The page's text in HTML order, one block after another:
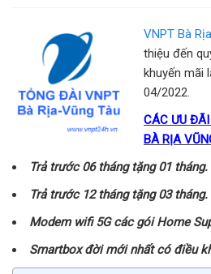
VNPT Bà
thiệu đến
khuyến mãi
04/2022.
CÁC ƯU
BÀ RỊA
Trả trước 06 tháng tặng 01 tháng.
Trả trước 12 tháng tặng 03 tháng.
Modem wifi 5G các gói Home
Smartbox đời mới nhất có điều